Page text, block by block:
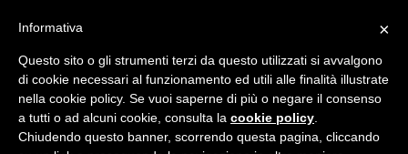
×
Informativa
Questo sito o gli strumenti terzi da questo utilizzati si avvalgono
di cookie necessari al funzionamento ed utili alle finalità illustrate
nella cookie policy. Se vuoi saperne di più o negare il consenso
a tutti o ad alcuni cookie, consulta la cookie policy
Chiudendo questo banner, scorrendo questa pagina, cliccando